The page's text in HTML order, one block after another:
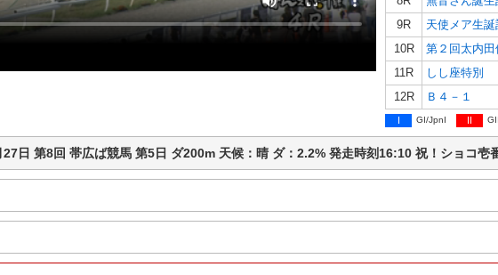
9R
天使メア生
10R
第２回太内
11R
しし座特
12R
Ｂ４－１
I GI/JpnI II
27日 第8回 帯広ば競馬 第5日 ダ200m 天候：晴 ダ：2.2% 発走時刻16:10 祝！ショコ